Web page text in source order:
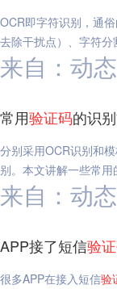
OCR即字符识别，通
去除干扰点）、字符
来自：动
常用验证码的识
分别采用OCR识别和
别。本文讲解一些常用
来自：动
APP接了短信验
很多APP在接入短信验